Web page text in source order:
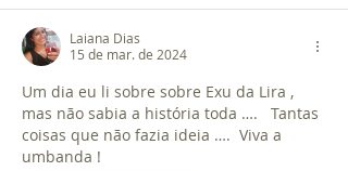
Laiana Dias
15 de mar. de 2024
Um dia eu li sobre sobre Exu da Lira ,
mas não sabia a história toda ….   Tantas
coisas que não fazia ideia ….  Viva a
umbanda !